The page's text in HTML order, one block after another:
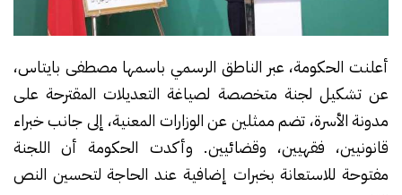
أعلنت الحكومة، عبر الناطق الرسمي باسمها مصطفى بايتاس،
عن تشكيل لجنة متخصصة لصياغة التعديلات المقترحة على
مدونة الأسرة، تضم ممثلين عن الوزارات المعنية، إلى جانب خبراء
قانونيين، فقهيين، وقضائيين. وأكدت الحكومة أن اللجنة
مفتوحة للاستعانة بخبرات إضافية عند الحاجة لتحسين النص